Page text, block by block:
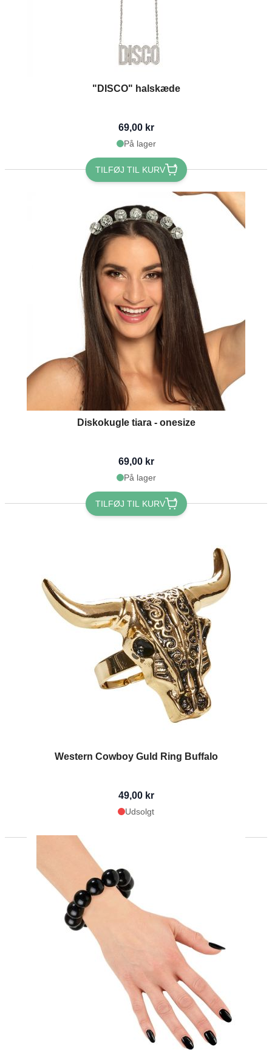
"DISCO" halskæde
69,00 kr
På lager
TILFØJ TIL KURV
Diskokugle tiara - onesize
69,00 kr
På lager
TILFØJ TIL KURV
Western Cowboy Guld Ring Buffalo
49,00 kr
Udsolgt